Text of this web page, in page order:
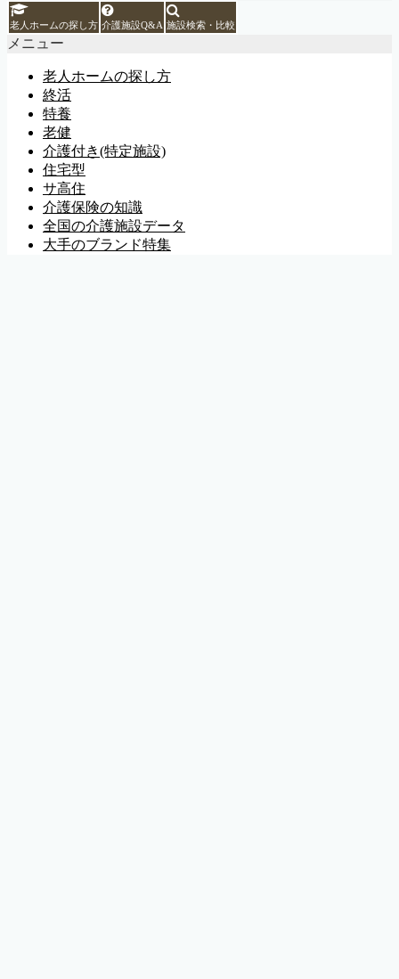
老人ホームの探し方 介護施設Q&A 施設検索・比較
メニュー
老人ホームの探し方
終活
特養
老健
介護付き(特定施設)
住宅型
サ高住
介護保険の知識
全国の介護施設データ
大手のブランド特集